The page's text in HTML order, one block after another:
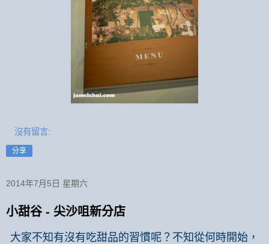
沒有留言:
分享
2014年7月5日 星期六
小甜谷 - 尖沙咀新分店
大家不知有沒有吃甜品的習慣呢？不知從何時開始，